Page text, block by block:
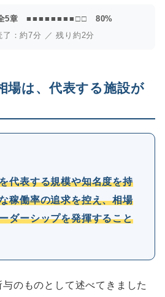
全5章■■■■■■■■□□
80%
了：約7分 ／ 残り約2分
場は、代表する施設が
代表する規模や知名度を持
稼働率の追求を控え、相場
ダーシップを発揮すること
のものとして述べてきました